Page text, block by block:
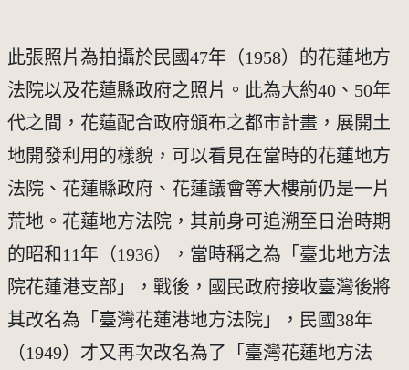
此張照片為拍攝於民國47年（1958）的花蓮地方
法院以及花蓮縣政府之照片。此為大約40、50年
代之間，花蓮配合政府頒布之都市計畫，展開土
地開發利用的樣貌，可以看見在當時的花蓮地方
法院、花蓮縣政府、花蓮議會等大樓前仍是一片
荒地。花蓮地方法院，其前身可追溯至日治時期
的昭和11年（1936），當時稱之為「臺北地方法
院花蓮港支部」，戰後，國民政府接收臺灣後將
其改名為「臺灣花蓮港地方法院」，民國38年
（1949）才又再次改名為了「臺灣花蓮地方法